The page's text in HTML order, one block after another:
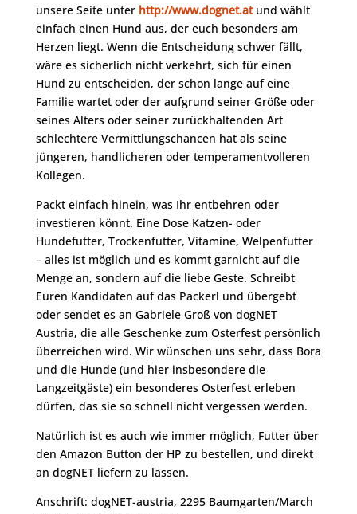
unsere Seite unter http://www.dognet.atund wählt
einfach einen Hund aus, der euch besonders am
Herzen liegt. Wenn die Entscheidung schwer fällt,
wäre es sicherlich nicht verkehrt, sich für einen
Hund zu entscheiden, der schon lange auf eine
Familie wartet oder der aufgrund seiner Größe oder
seines Alters oder seiner zurückhaltenden Art
schlechtere Vermittlungschancen hat als seine
jüngeren, handlicheren oder temperamentvolleren
Kollegen.
Packt einfach hinein, was Ihr entbehren oder
investieren könnt. Eine Dose Katzen- oder
Hundefutter, Trockenfutter, Vitamine, Welpenfutter
– alles ist möglich und es kommt garnicht auf die
Menge an, sondern auf die liebe Geste. Schreibt
Euren Kandidaten auf das Packerl und übergebt
oder sendet es an Gabriele Groß von dogNET
Austria, die alle Geschenke zum Osterfest persönlich
überreichen wird. Wir wünschen uns sehr, dass Bora
und die Hunde (und hier insbesondere die
Langzeitgäste) ein besonderes Osterfest erleben
dürfen, das sie so schnell nicht vergessen werden.
Natürlich ist es auch wie immer möglich, Futter über
den Amazon Button der HP zu bestellen, und direkt
an dogNET liefern zu lassen.
Anschrift: dogNET-austria, 2295 Baumgarten/March